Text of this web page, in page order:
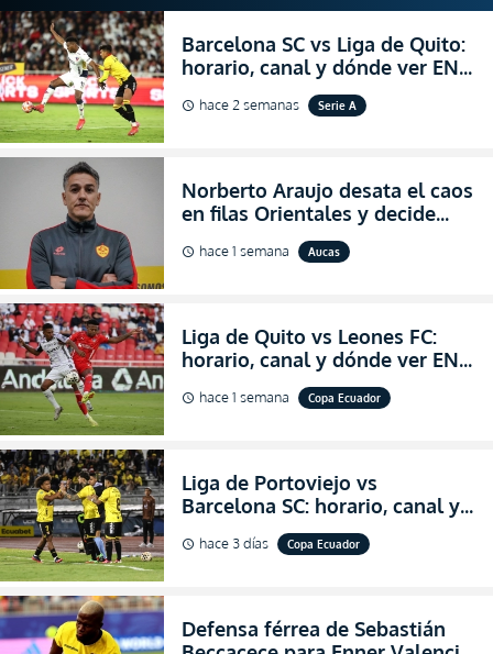
Barcelona SC vs Liga de Quito:
horario, canal y dónde ver EN
VIVO la Fecha 22 de la LigaPro
2026
schedule hace 2 semanas Serie A
Norberto Araujo desata el caos
en filas Orientales y decide
abandonar la dirección técnica
de Aucas
schedule hace 1 semana Aucas
Liga de Quito vs Leones FC:
horario, canal y dónde ver EN
VIVO los octavos de final de la
Copa Ecuador 2026
schedule hace 1 semana Copa Ecuador
Liga de Portoviejo vs
Barcelona SC: horario, canal y
dónde ver EN VIVO los octavos
de final de la Copa Ecuador
schedule hace 3 días Copa Ecuador
Defensa férrea de Sebastián